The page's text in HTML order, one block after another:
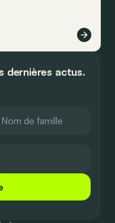
dernières actus.